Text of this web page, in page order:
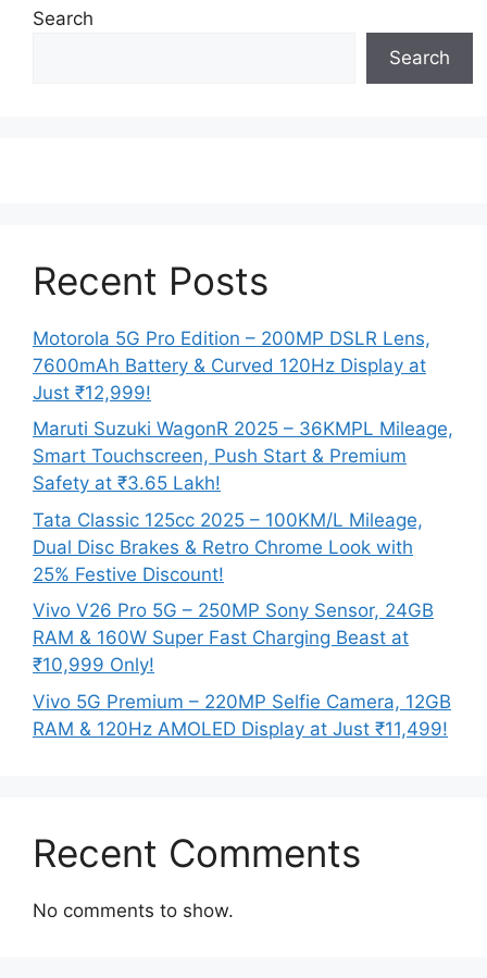
Search
Search
Recent Posts
Motorola 5G Pro Edition – 200MP DSLR Lens,
7600mAh Battery & Curved 120Hz Display at
Just ₹12,999!
Maruti Suzuki WagonR 2025 – 36KMPL Mileage,
Smart Touchscreen, Push Start & Premium
Safety at ₹3.65 Lakh!
Tata Classic 125cc 2025 – 100KM/L Mileage,
Dual Disc Brakes & Retro Chrome Look with
25% Festive Discount!
Vivo V26 Pro 5G – 250MP Sony Sensor, 24GB
RAM & 160W Super Fast Charging Beast at
₹10,999 Only!
Vivo 5G Premium – 220MP Selfie Camera, 12GB
RAM & 120Hz AMOLED Display at Just ₹11,499!
Recent Comments
No comments to show.